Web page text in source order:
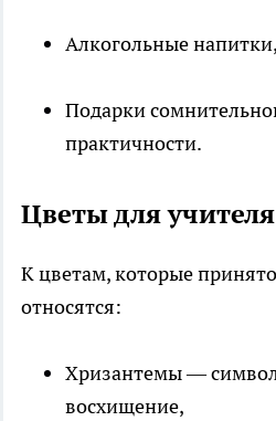
Алкогольные напитки,
Подарки
практичности.
Цветы для учителя
К цветам, которые
относятся:
Хризантемы —
восхищение,